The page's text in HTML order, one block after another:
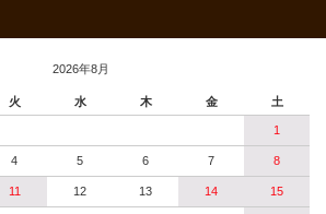
2026年8月
火 水 木 金 土
1
4 5 6 7 8
11 12 13 14 15